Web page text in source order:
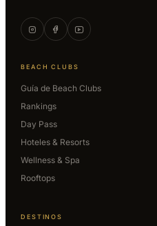
BEACH CLUBS
Guía de Beach Clubs
Rankings
Day Pass
Hoteles & Resorts
Wellness & Spa
Rooftops
DESTINOS